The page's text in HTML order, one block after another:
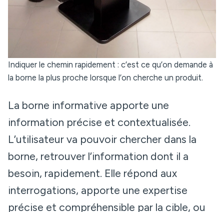
Indiquer le chemin rapidement : c’est ce qu’on demande à
la borne la plus proche lorsque l’on cherche un produit.
La borne informative apporte une
information précise et contextualisée.
L’utilisateur va pouvoir chercher dans la
borne, retrouver l’information dont il a
besoin, rapidement. Elle répond aux
interrogations, apporte une expertise
précise et compréhensible par la cible, ou